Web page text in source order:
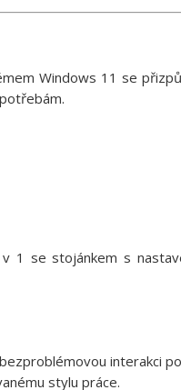
Windows 11 se
1 se stojánkem s
interakci
stylu práce.